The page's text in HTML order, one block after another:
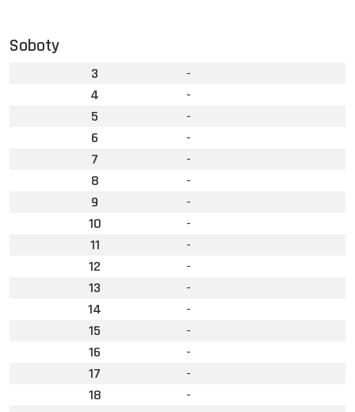
Soboty
3
-
4
-
5
-
6
-
7
-
8
-
9
-
10
-
11
-
12
-
13
-
14
-
15
-
16
-
17
-
18
-